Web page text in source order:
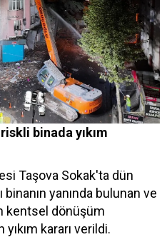
binada yıkım
Taşova Sokak'ta dün
binanın yanında bulunan ve
kentsel dönüşüm
kararı verildi.